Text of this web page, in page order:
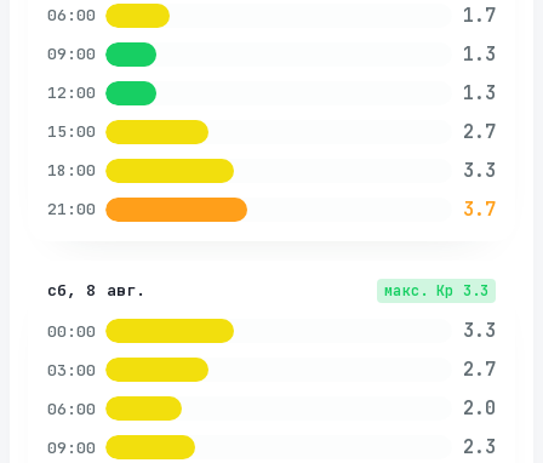
06:00 1.7
09:00 1.3
12:00 1.3
15:00 2.7
18:00 3.3
21:00 3.7
сб, 8 авг. макс. Kp 3.3
00:00 3.3
03:00 2.7
06:00 2.0
09:00 2.3